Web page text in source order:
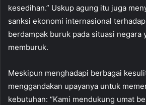
kesedihan.” Uskup agung itu juga
sanksi ekonomi internasional
berdampak buruk pada situasi negara
memburuk.
Meskipun menghadapi berbagai
menggandakan upayanya untuk
kebutuhan: “Kami mendukung umat